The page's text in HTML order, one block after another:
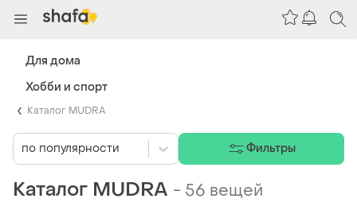
Каталог MUDRA
Каталог MUDRA - 56 вещей
по популярности Фильтры
Для дома
Хобби и спорт